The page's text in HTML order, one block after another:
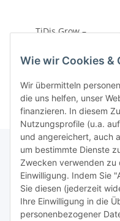
TiDis Grow –
DWC – 12 Töpfe à 225L +
849,95 €*
TiDis Lizenzsystem
Meist besuchte
Wie wir Cookies &
Wir übermitteln
die uns helfen, unser
finanzieren. In diesem
Nutzungsprofile (u.a.
und angereichert, auch
um bestimmte Dienste
Zwecken verwenden
Einwilligung. Indem Sie
Sie diesen (jederzeit
Ihre Einwilligung in die
personenbezogener